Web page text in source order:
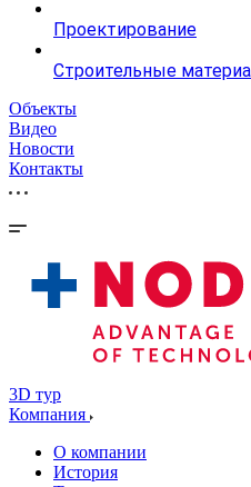
Проектирование
Строительные
Объекты
Видео
Новости
Контакты
3D тур
Компания
О компании
История